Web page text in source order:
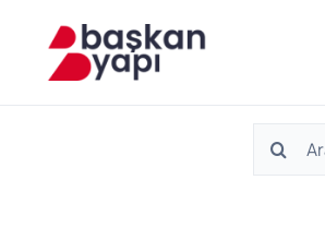
Anasayfa